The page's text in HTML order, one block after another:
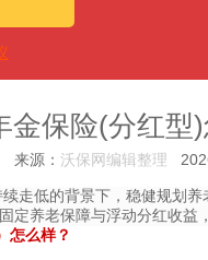
金保险(分红型
来源： 沃保网编辑整理
走低的背景下，稳健规划
定养老保障与浮动分红收益
怎么样？